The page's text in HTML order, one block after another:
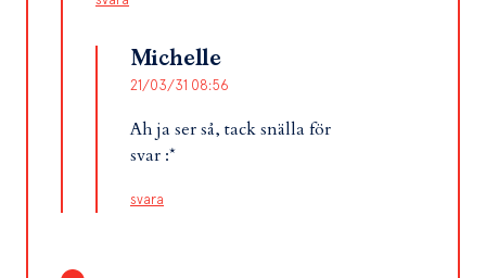
Michelle
21/03/31 08:56
Ah ja ser så, tack snälla för
svar :*
svara